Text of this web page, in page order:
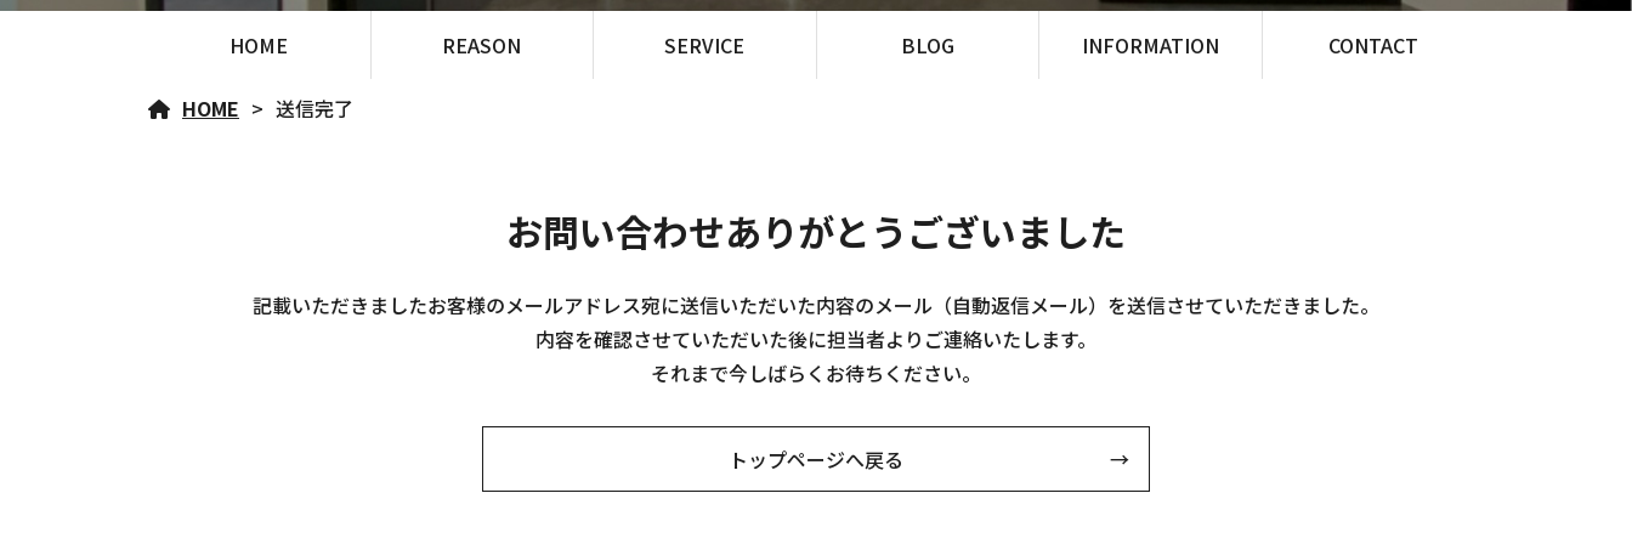
HOME REASON SERVICE BLOG INFORMATION CONTACT
HOME 送信完了
お問い合わせありがとうございました
記載いただきましたお客様のメールアドレス宛に送信いただいた内容のメール（自動返信メール）を送信させていただきました。
内容を確認させていただいた後に担当者よりご連絡いたします。
それまで今しばらくお待ちください。
トップページへ戻る